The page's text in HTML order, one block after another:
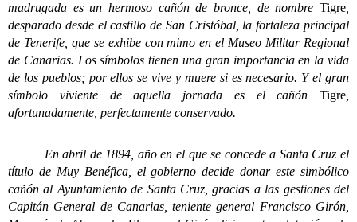
madrugada es un hermoso cañón de bronce, de nombre Tigre
desparado desde el castillo de San Cristóbal, la fortaleza principal
de Tenerife, que se exhibe con mimo en el Museo Militar Regional
de Canarias. Los símbolos tienen una gran importancia en la vida
de los pueblos; por ellos se vive y muere si es necesario. Y el gran
símbolo viviente de aquella jornada es el cañón Tigre
afortunadamente, perfectamente conservado.
En abril de 1894, año en el que se concede a Santa Cruz el
título de Muy Benéfica, el gobierno decide donar este simbólico
cañón al Ayuntamiento de Santa Cruz, gracias a las gestiones del
Capitán General de Canarias, teniente general Francisco Girón,